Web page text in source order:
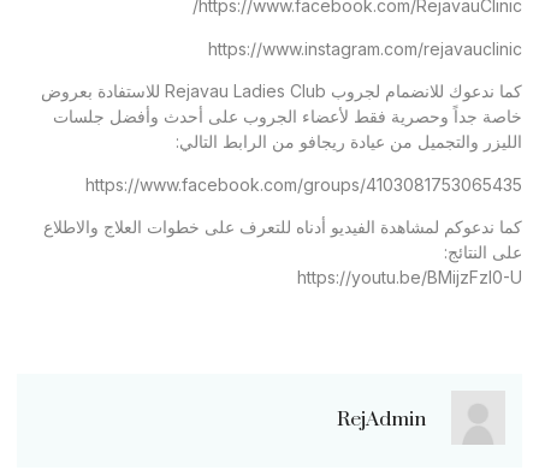
https://www.facebook.com/RejavauClinic/
https://www.instagram.com/rejavauclinic
كما ندعوك للانضمام لجروب Rejavau Ladies Club للاستفادة بعروض
خاصة جداً وحصرية فقط لأعضاء الجروب على أحدث وأفضل جلسات
الليزر والتجميل من عيادة ريجافو من الرابط التالي:
https://www.facebook.com/groups/4103081753065435
كما ندعوكم لمشاهدة الفيديو أدناه للتعرف على خطوات العلاج والاطلاع
على النتائج:
https://youtu.be/BMijzFzl0-U
RejAdmin